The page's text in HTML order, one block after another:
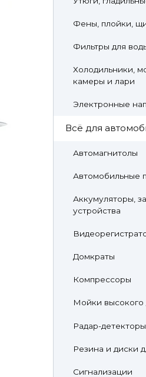
Фены, плойки,
Фильтры для
Холодильники,
камеры и лари
Электронные
Всё для
Автомагнитолы
Автомобильные
Аккумуляторы,
устройства
Домкраты
Компрессоры
Мойки высокого
Радар-детекторы
Резина и диски
Сигнализации